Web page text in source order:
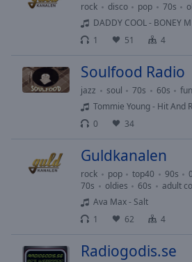
Chapters
selected
opens
rock disco pop 70s
DADDY COOL - BONEY M
1
51 4
Soulfood Radio
jazz soul 70s 60s
Tommie Young - Hit And
0
34
Guldkanalen
rock pop top40 90s
70s
oldies 60s
adult
Ava Max - Salt
1
62 4
Radiogodis.se